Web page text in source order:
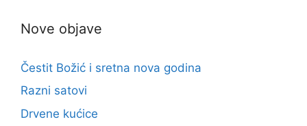
Nove objave
Čestit Božić i sretna nova godina
Razni satovi
Drvene kućice